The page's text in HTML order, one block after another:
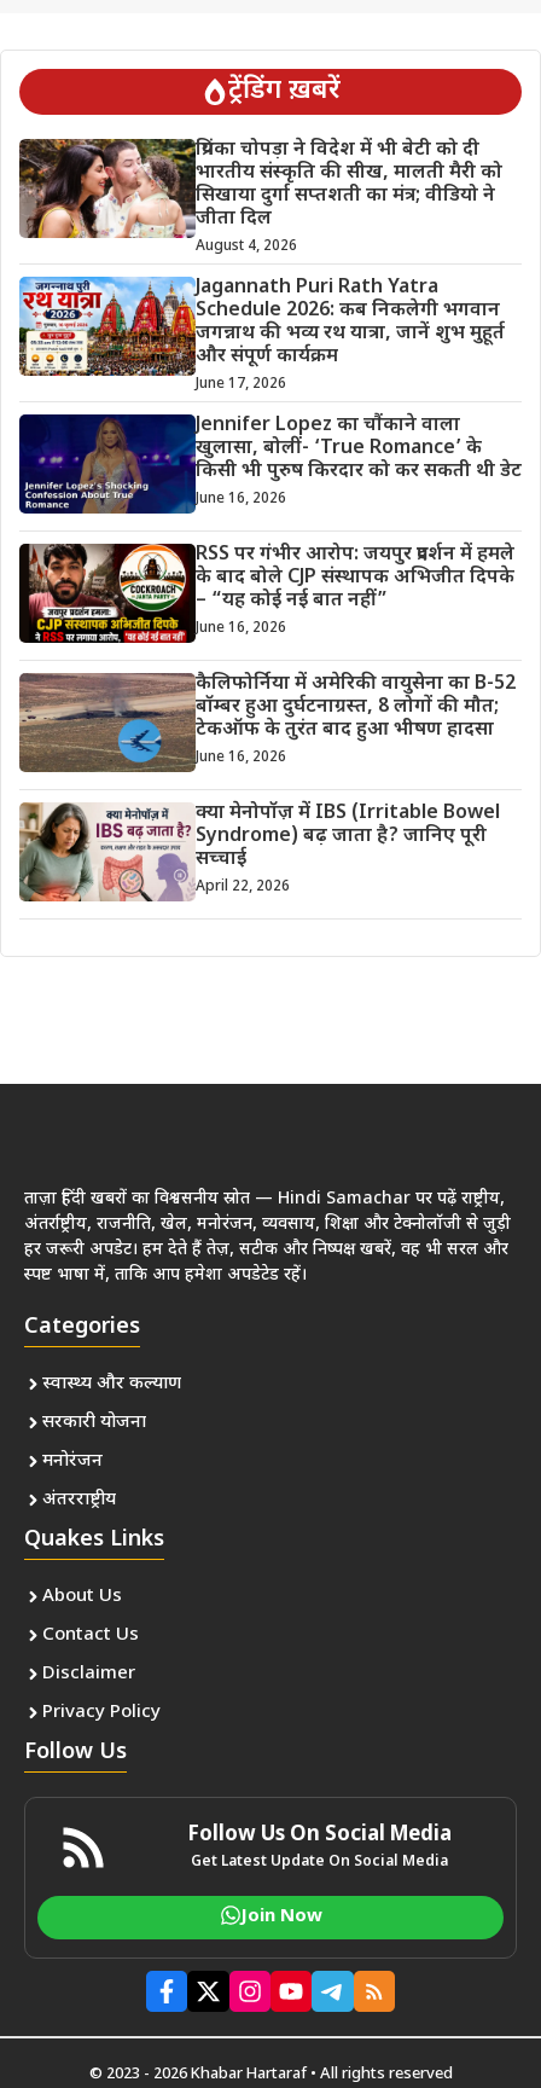
ट्रेंडिंग ख़बरें
प्रियंका चोपड़ा ने विदेश में भी बेटी को दी
भारतीय संस्कृति की सीख, मालती मैरी को
सिखाया दुर्गा सप्तशती का मंत्र; वीडियो ने
जीता दिल
August 4, 2026
Jagannath Puri Rath Yatra
Schedule 2026: कब निकलेगी भगवान
जगन्नाथ की भव्य रथ यात्रा, जानें शुभ मुहूर्त
और संपूर्ण कार्यक्रम
June 17, 2026
Jennifer Lopez का चौंकाने वाला
खुलासा, बोलीं- ‘True Romance’ के
किसी भी पुरुष किरदार को कर सकती थी डेट
June 16, 2026
RSS पर गंभीर आरोप: जयपुर प्रदर्शन में हमले
के बाद बोले CJP संस्थापक अभिजीत दिपके
– “यह कोई नई बात नहीं”
June 16, 2026
कैलिफोर्निया में अमेरिकी वायुसेना का B-52
बॉम्बर हुआ दुर्घटनाग्रस्त, 8 लोगों की मौत;
टेकऑफ के तुरंत बाद हुआ भीषण हादसा
June 16, 2026
क्या मेनोपॉज़ में IBS (Irritable Bowel
Syndrome) बढ़ जाता है? जानिए पूरी
सच्चाई
April 22, 2026
ताज़ा हिंदी खबरों का विश्वसनीय स्रोत — Hindi Samachar पर पढ़ें राष्ट्रीय,
अंतर्राष्ट्रीय, राजनीति, खेल, मनोरंजन, व्यवसाय, शिक्षा और टेक्नोलॉजी से जुड़ी
हर जरूरी अपडेट। हम देते हैं तेज़, सटीक और निष्पक्ष खबरें, वह भी सरल और
स्पष्ट भाषा में, ताकि आप हमेशा अपडेटेड रहें।
Categories
स्वास्थ्य और कल्याण
सरकारी योजना
मनोरंजन
अंतरराष्ट्रीय
Quakes Links
About Us
Contact Us
Disclaimer
Privacy Policy
Follow Us
Follow Us On Social Media
Get Latest Update On Social Media
Join Now
© 2023 - 2026 Khabar Hartaraf • All rights reserved